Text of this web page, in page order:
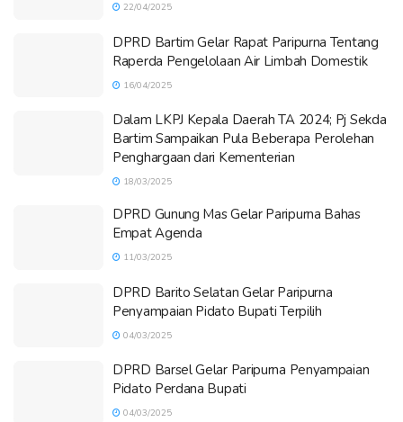
22/04/2025
DPRD Bartim Gelar Rapat Paripurna Tentang
Raperda Pengelolaan Air Limbah Domestik
16/04/2025
Dalam LKPJ Kepala Daerah TA 2024; Pj Sekda
Bartim Sampaikan Pula Beberapa Perolehan
Penghargaan dari Kementerian
18/03/2025
DPRD Gunung Mas Gelar Paripurna Bahas
Empat Agenda
11/03/2025
DPRD Barito Selatan Gelar Paripurna
Penyampaian Pidato Bupati Terpilih
04/03/2025
DPRD Barsel Gelar Paripurna Penyampaian
Pidato Perdana Bupati
04/03/2025